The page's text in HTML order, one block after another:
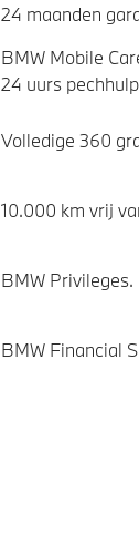
24 maanden
BMW Mobile
24 uurs
Volledige 360
10.000 km vrij
BMW Privileges.
BMW Financial